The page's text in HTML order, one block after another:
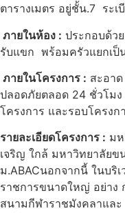
ตารางเมตร อยู่ชั้น.7 ระเ
ภายในห้อง : ประกอบด้
รับแขก พร้อมครัวแยกเป็
ภายในโครงการ : สะอา
ปลอดภัยตลอด 24 ชั่วโมง
โครงการ และรอบโครงก
รายละเอียดโครงการ : ม
เจริญ ใกล้ มหาวิทยาลัยข
ม.ABACนอกจากนี้ ในบริ
ราชการขนาดใหญ่ อย่าง
สนามกีฬาราชมังคลาแล